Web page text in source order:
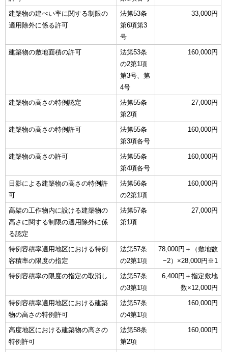
建築物の建ぺい率に関する制限の
適用除外に係る許可
法第53条
第6項第3
号
33,000円
建築物の敷地面積の許可
法第53条
の2第1項
第3号、第
4号
160,000円
建築物の高さの特例認定
法第55条
第2項
27,000円
建築物の高さの特例許可
法第55条
第3項各号
160,000円
建築物の高さの許可
法第55条
第4項各号
160,000円
日影による建築物の高さの特例許
可
法第56条
の2第1項
160,000円
高架の工作物内に設ける建築物の
高さに関する制限の適用除外に係
る認定
法第57条
第1項
27,000円
特例容積率適用地区における特例
容積率の限度の指定
法第57条
の2第1項
78,000円＋（敷地数
−2）×28,000円※1
特例容積率の限度の指定の取消し
法第57条
の3第1項
6,400円＋指定敷地
数×12,000円
特例容積率適用地区における建築
物の高さの特例許可
法第57条
の4第1項
160,000円
高度地区における建築物の高さの
特例許可
法第58条
第2項
160,000円